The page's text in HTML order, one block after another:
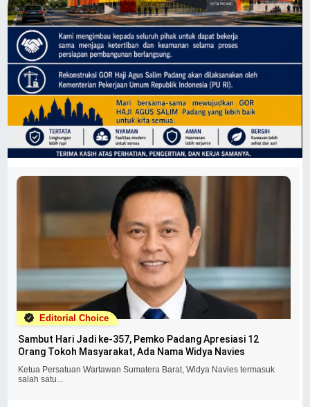
Editorial Choice
Sambut Hari Jadi ke-357, Pemko Padang Apresiasi 12
Orang Tokoh Masyarakat, Ada Nama Widya Navies
Ketua Persatuan Wartawan Sumatera Barat, Widya Navies termasuk
salah satu...